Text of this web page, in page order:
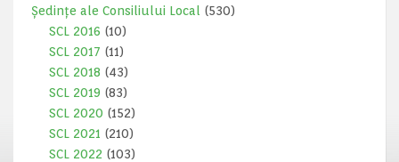
Ședințe ale Consiliului Local
(530)
SCL 2016 (10)
SCL 2017 (11)
SCL 2018 (43)
SCL 2019 (83)
SCL 2020 (152)
SCL 2021 (210)
SCL 2022 (103)